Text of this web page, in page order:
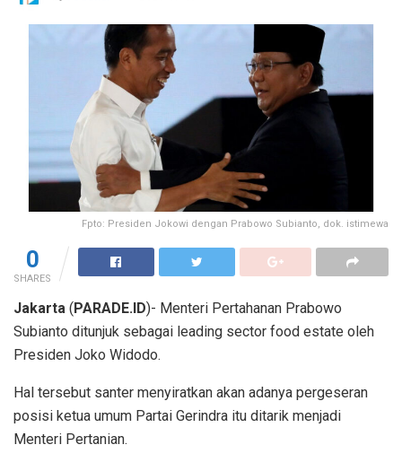
Fpto: Presiden Jokowi dengan Prabowo Subianto, dok. istimewa
0
SHARES
Jakarta (PARADE.ID)- Menteri Pertahanan Prabowo
Subianto ditunjuk sebagai leading sector food estate oleh
Presiden Joko Widodo.
Hal tersebut santer menyiratkan akan adanya pergeseran
posisi ketua umum Partai Gerindra itu ditarik menjadi
Menteri Pertanian.